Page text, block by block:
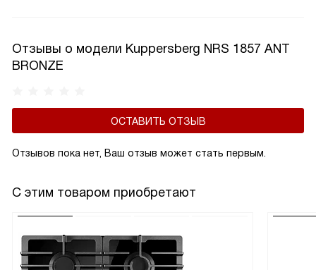
Отзывы о модели Kuppersberg NRS 1857 ANT
BRONZE
ОСТАВИТЬ ОТЗЫВ
Отзывов пока нет, Ваш отзыв может стать первым.
С этим товаром приобретают